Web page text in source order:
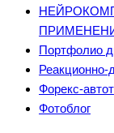
Портфолио
Форекс-
Фотоблог